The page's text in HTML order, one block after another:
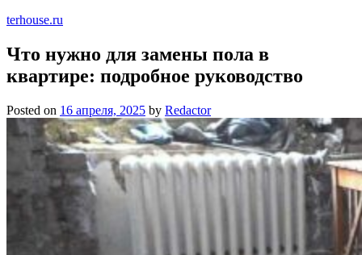
terhouse.ru
Что нужно для замены пола в
квартире: подробное руководство
Posted on 16 апреля, 2025 by Redactor